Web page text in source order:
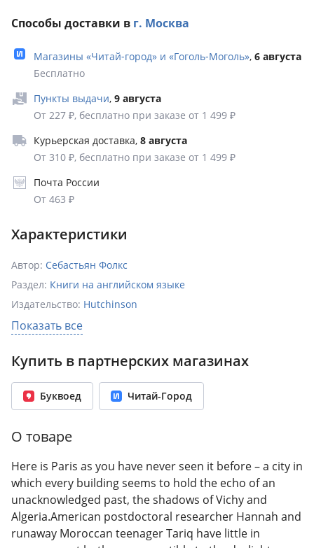
Способы доставки в г. Москва
Магазины «Читай‑город» и «Гоголь‑Моголь», 6 августа
Бесплатно
Пункты выдачи, 9 августа
От 227 ₽, бесплатно при заказе от 1 499 ₽
Курьерская доставка, 8 августа
От 310 ₽, бесплатно при заказе от 1 499 ₽
Почта России
От 463 ₽
Характеристики
Автор: Себастьян Фолкс
Раздел: Книги на английском языке
Издательство: Hutchinson
ISBN: 978-1-78-633022-2
Количество страниц: 298
Переплет: Мягкий переплёт
Формат: 153x232 мм
Показать все
Купить в партнерских магазинах
Буквоед Читай-Город
О товаре
Here is Paris as you have never seen it before – a city in
which every building seems to hold the echo of an
unacknowledged past, the shadows of Vichy and
Algeria.American postdoctoral researcher Hannah and
runaway Moroccan teenager Tariq have little in